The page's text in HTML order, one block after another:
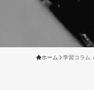
ホーム 学習コラム